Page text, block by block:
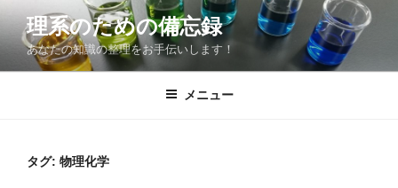
ン
ン
理系のための備忘録
あなたの知識の整理をお手伝いします！
メニュー
タグ: 物理化学